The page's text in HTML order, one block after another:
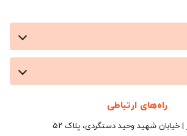
راه‌های ارتباطی
| خیابان شهید وحید دستگردی، پلاک ۵۲